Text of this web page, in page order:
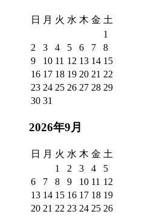
日 月 火 水 木 金 土
1
2
3 4 5 6 7
8
9
10 11 12 13 14 15
16 17 18 19 20 21 22
23 24 25 26 27 28 29
30 31
2026年9月
日 月 火 水 木 金 土
1
2 3 4
5
6
7 8 9 10 11 12
13 14 15 16 17 18 19
20 21 22 23 24 25 26